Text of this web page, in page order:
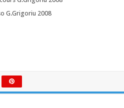
G.Grigoriu 2008